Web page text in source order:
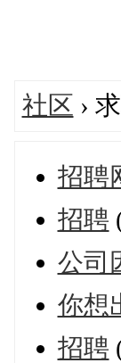
社区 ›
招聘
招聘
公司
你想
招聘